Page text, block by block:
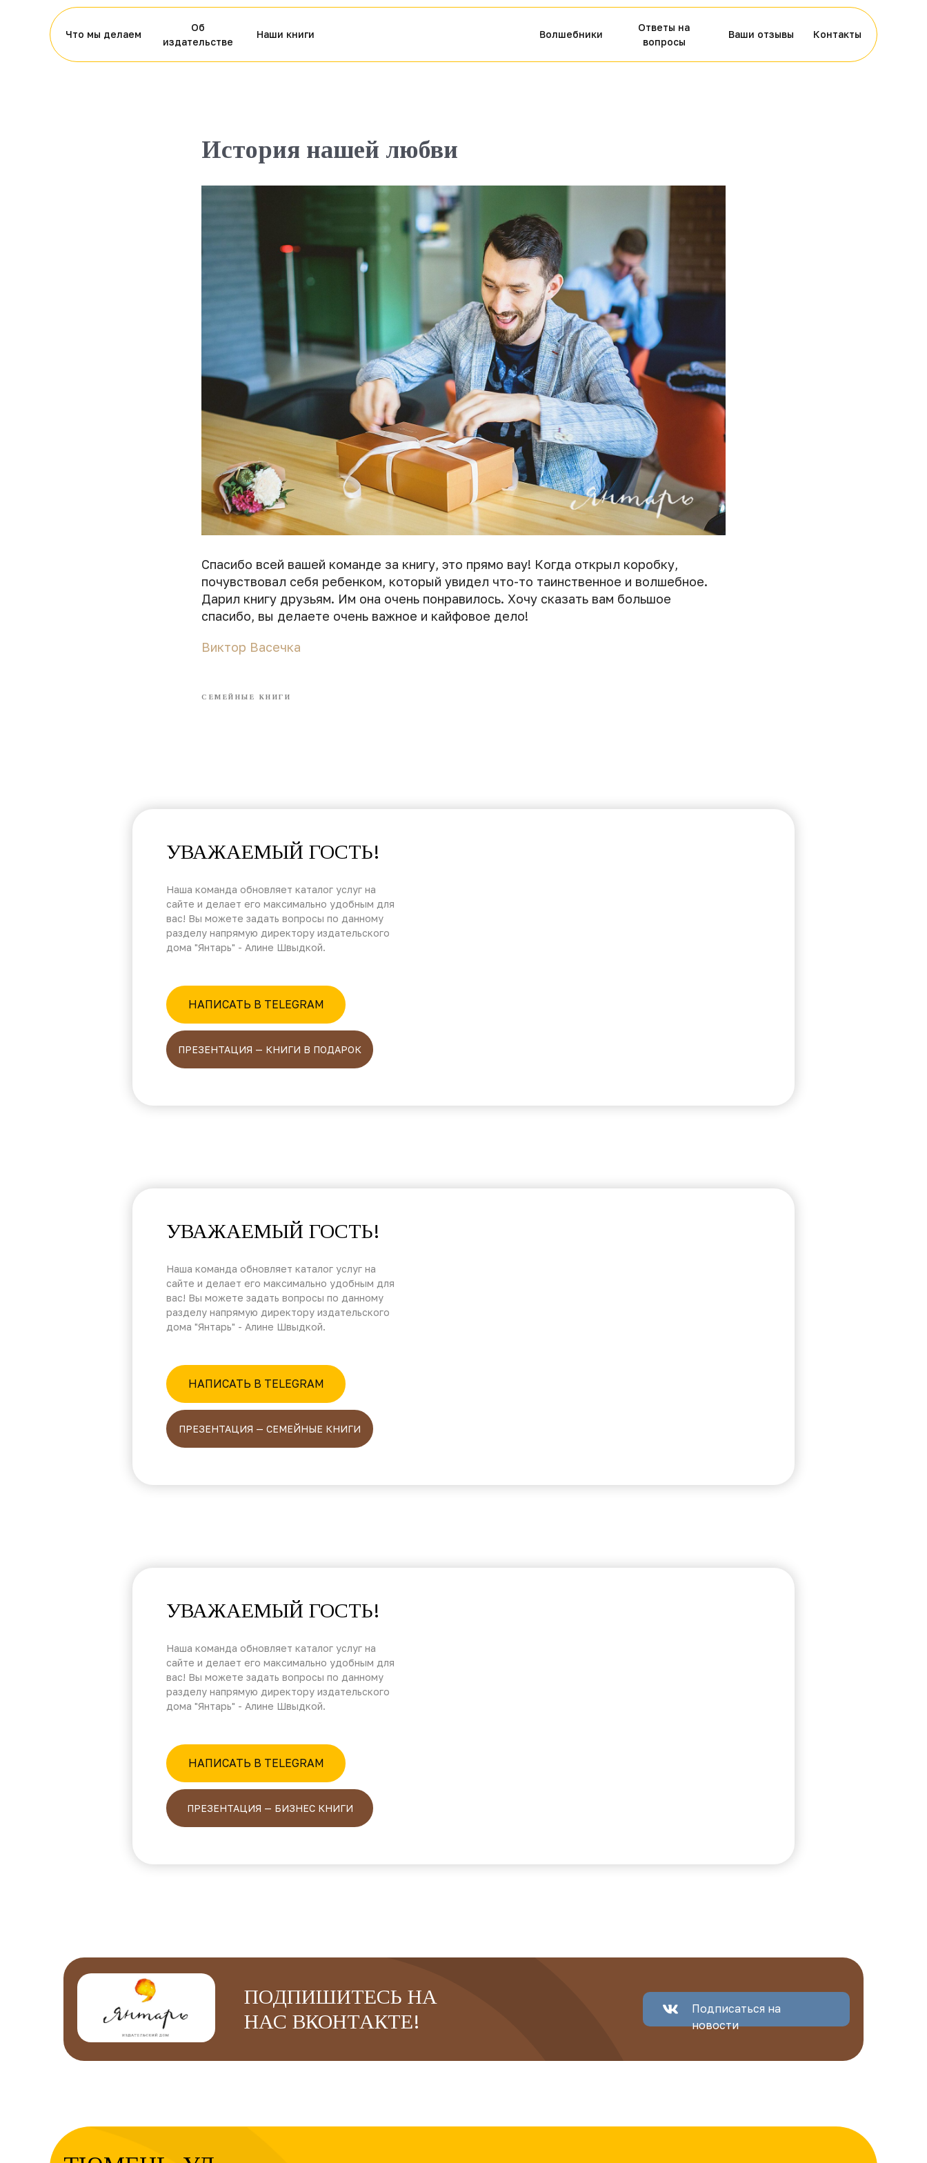
Волшебники
Ответы на
вопросы
Ваши отзывы Контакты
Что мы делаем
Об
издательстве
Наши книги
История нашей любви
Спасибо всей вашей команде за книгу, это прямо вау! Когда открыл коробку,
почувствовал себя ребенком, который увидел что-то таинственное и волшебное.
Дарил книгу друзьям. Им она очень понравилось. Хочу сказать вам большое
спасибо, вы делаете очень важное и кайфовое дело!
Виктор Васечка
СЕМЕЙНЫЕ КНИГИ
УВАЖАЕМЫЙ ГОСТЬ!
Наша команда обновляет каталог услуг на
сайте и делает его максимально удобным для
вас! Вы можете задать вопросы по данному
разделу напрямую директору издательского
дома "Янтарь" - Алине Швыдкой.
НАПИСАТЬ В TELEGRAM
ПРЕЗЕНТАЦИЯ — КНИГИ В ПОДАРОК
УВАЖАЕМЫЙ ГОСТЬ!
Наша команда обновляет каталог услуг на
сайте и делает его максимально удобным для
вас! Вы можете задать вопросы по данному
разделу напрямую директору издательского
дома "Янтарь" - Алине Швыдкой.
НАПИСАТЬ В TELEGRAM
ПРЕЗЕНТАЦИЯ — СЕМЕЙНЫЕ КНИГИ
УВАЖАЕМЫЙ ГОСТЬ!
Наша команда обновляет каталог услуг на
сайте и делает его максимально удобным для
вас! Вы можете задать вопросы по данному
разделу напрямую директору издательского
дома "Янтарь" - Алине Швыдкой.
НАПИСАТЬ В TELEGRAM
ПРЕЗЕНТАЦИЯ — БИЗНЕС КНИГИ
Подписаться на
новости
ПОДПИШИТЕСЬ НА
НАС ВКОНТАКТЕ!